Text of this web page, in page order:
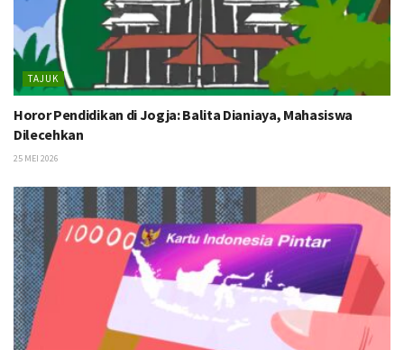
TAJUK
Horor Pendidikan di Jogja: Balita Dianiaya, Mahasiswa
Dilecehkan
25 MEI 2026